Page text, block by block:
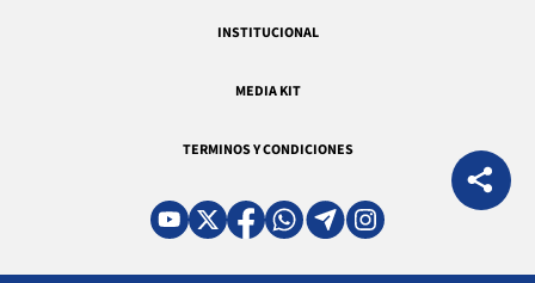
INSTITUCIONAL
MEDIA KIT
TERMINOS Y CONDICIONES